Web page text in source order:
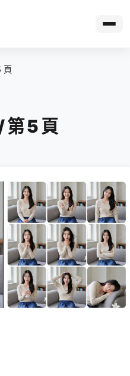
頁
第 5 頁